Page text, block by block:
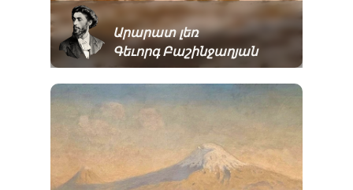
Արարատ լեռ
Գեւորգ Բաշինջաղյան